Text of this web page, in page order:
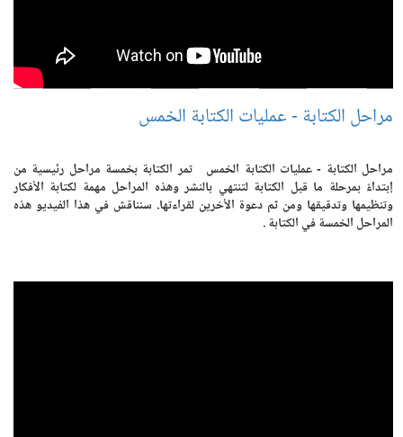
مراحل الكتابة - عمليات الكتابة الخمس
مراحل الكتابة - عمليات الكتابة الخمس تمر الكتابة بخمسة مراحل رئيسية من
إبتداءً بمرحلة ما قبل الكتابة لتنتهي بالنشر وهذه المراحل مهمة لكتابة الأفكار
وتنظيمها وتدقيقها ومن ثم دعوة الأخرين لقراءتها. سنناقش في هذا الفيديو هذه
المراحل الخمسة في الكتابة .